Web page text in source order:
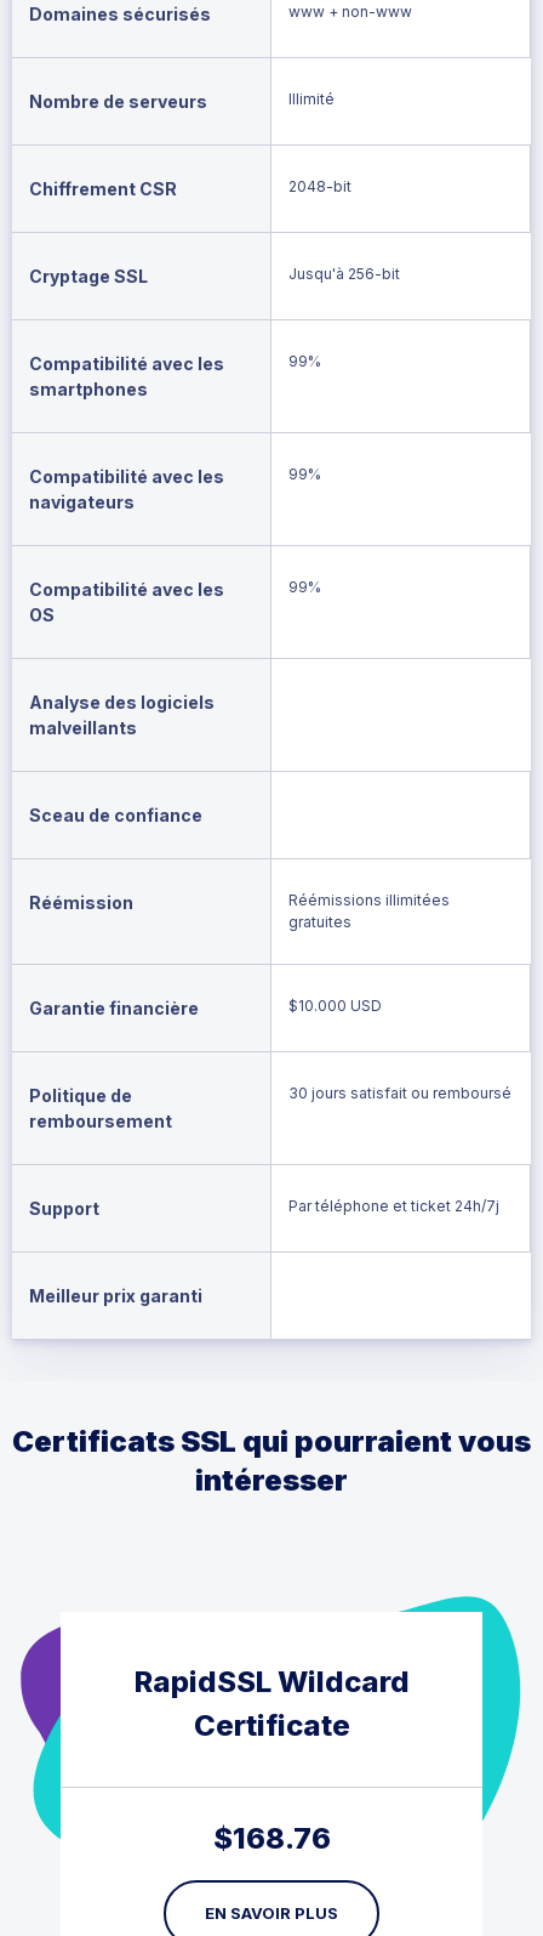
Domaines sécurisés www + non-www
Nombre de serveurs Illimité
Chiffrement CSR 2048-bit
Cryptage SSL Jusqu'à 256-bit
Compatibilité avec les
smartphones
99%
Compatibilité avec les
navigateurs
99%
Compatibilité avec les
OS
99%
Analyse des logiciels
malveillants
Sceau de confiance
Réémission
Réémissions illimitées
gratuites
Garantie financière $10.000 USD
Politique de
remboursement
30 jours satisfait ou remboursé
Support Par téléphone et ticket 24h/7j
Meilleur prix garanti
Certificats SSL qui pourraient vous
intéresser
RapidSSL Wildcard
Certificate
$168.76
EN SAVOIR PLUS